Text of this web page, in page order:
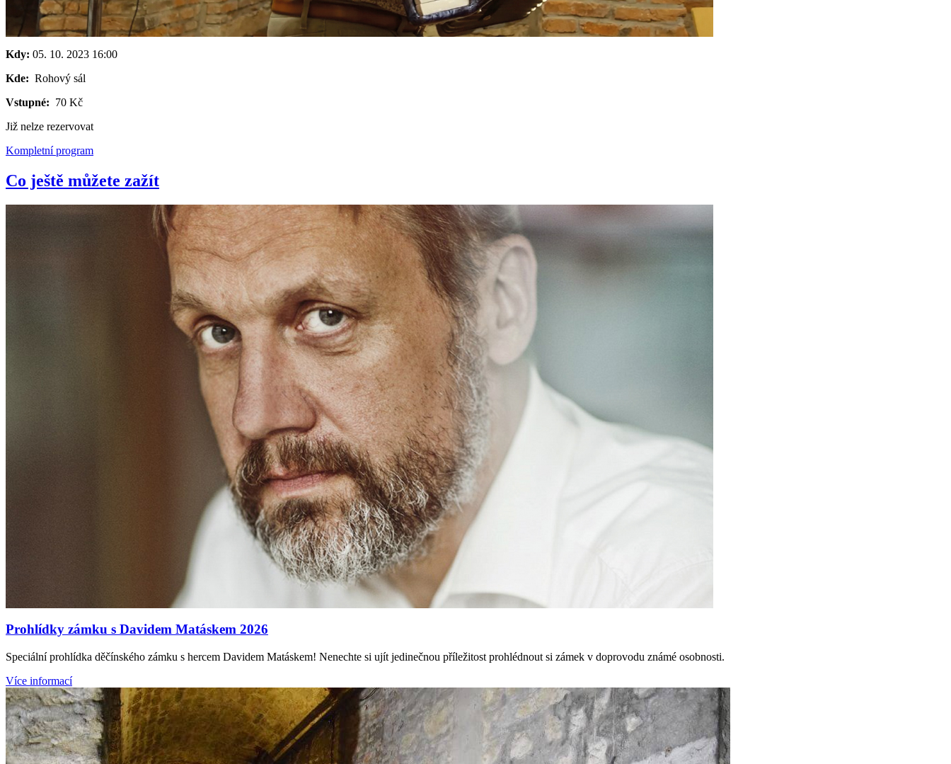
Kdy: 05. 10. 2023 16:00
Kde: Rohový sál
Vstupné: 70 Kč
Již nelze rezervovat
Kompletní program
Co ještě můžete zažít
Prohlídky zámku s Davidem Matáskem 2026
Speciální prohlídka děčínského zámku s hercem Davidem Matáskem! Nenechte si ujít jedinečnou příležitost prohlédnout si zámek v doprovodu známé osobnosti.
Více informací